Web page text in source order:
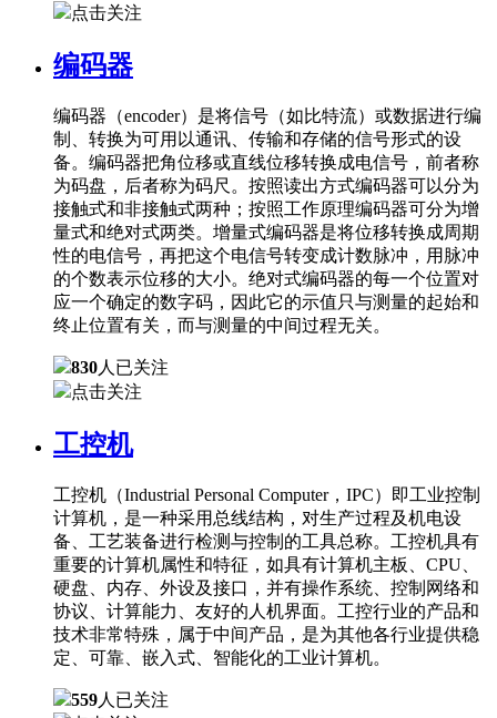
点击关注
编码器
编码器（encoder）是将信号（如比特流）或数据进行编
制、转换为可用以通讯、传输和存储的信号形式的设
备。编码器把角位移或直线位移转换成电信号，前者称
为码盘，后者称为码尺。按照读出方式编码器可以分为
接触式和非接触式两种；按照工作原理编码器可分为增
量式和绝对式两类。增量式编码器是将位移转换成周期
性的电信号，再把这个电信号转变成计数脉冲，用脉冲
的个数表示位移的大小。绝对式编码器的每一个位置对
应一个确定的数字码，因此它的示值只与测量的起始和
终止位置有关，而与测量的中间过程无关。
830人已关注
点击关注
工控机
工控机（Industrial Personal Computer，IPC）即工业控制
计算机，是一种采用总线结构，对生产过程及机电设
备、工艺装备进行检测与控制的工具总称。工控机具有
重要的计算机属性和特征，如具有计算机主板、CPU、
硬盘、内存、外设及接口，并有操作系统、控制网络和
协议、计算能力、友好的人机界面。工控行业的产品和
技术非常特殊，属于中间产品，是为其他各行业提供稳
定、可靠、嵌入式、智能化的工业计算机。
559人已关注